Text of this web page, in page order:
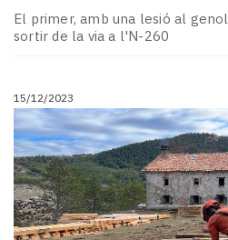
El primer, amb una lesió al
sortir de la via a l'N-260
15/12/2023